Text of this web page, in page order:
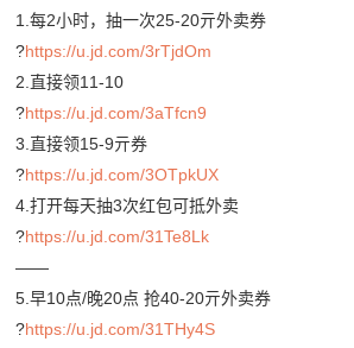
1.每2小时，抽一次25-20亓外卖券
?https://u.jd.com/3rTjdOm
2.直接领11-10
?https://u.jd.com/3aTfcn9
3.直接领15-9亓券
?https://u.jd.com/3OTpkUX
4.打开每天抽3次红包可抵外卖
?https://u.jd.com/31Te8Lk
——
5.早10点/晚20点 抢40-20亓外卖券
?https://u.jd.com/31THy4S